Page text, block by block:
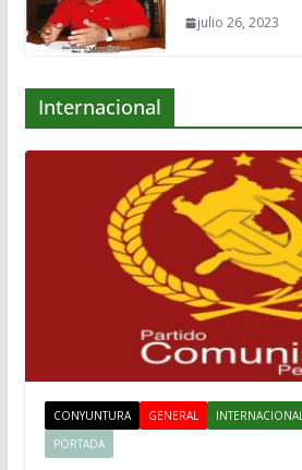
julio 26, 2023
Internacional
CONYUNTURA GENERAL INTERNACIONAL
PORTADA